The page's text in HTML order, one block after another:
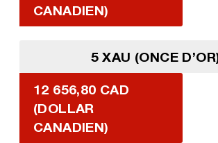
CANADIEN)
5 XAU (ONCE
12 656,80 CAD
(DOLLAR
CANADIEN)